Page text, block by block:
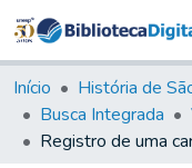
Início História de
Busca Integrada